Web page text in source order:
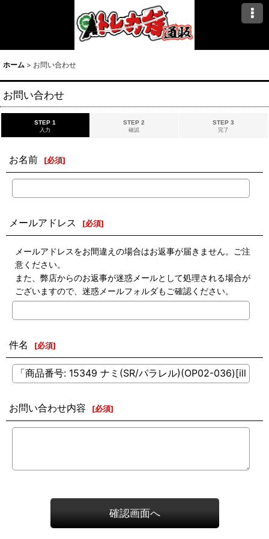
ホーム > お問い合わせ
お問い合わせ
STEP 1
入力
STEP 2
確認
STEP 3
完了
お名前 [必須]
メールアドレス [必須]
メールアドレスをお間違えの場合はお返事が届きません。ご注
意ください。
また、弊店からのお返事が迷惑メールとして処理される場合が
ございますので、迷惑メールフォルダもご確認ください。
件名 [必須]
お問い合わせ内容 [必須]
確認画面へ